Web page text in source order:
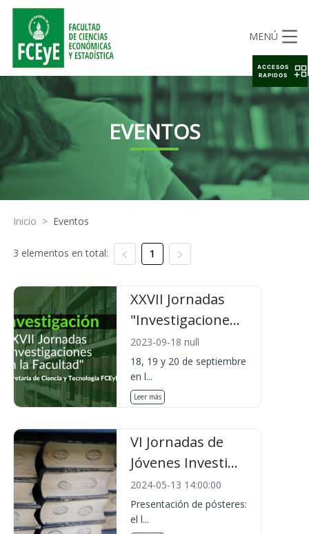
MENÚ
EVENTOS
Inicio > Eventos
3 elementos en total: 1
XXVII Jornadas
"Investigacione...
2023-09-18 null
18, 19 y 20 de septiembre
en l...
Leer más
VI Jornadas de
Jóvenes Investi...
2024-05-13 14:00:00
Presentación de pósteres:
el l...
ACCESOS
RAPIDOS